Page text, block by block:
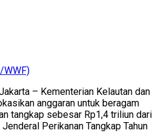
WWF)
– Kementerian Kelautan dan
anggaran untuk beragam
tangkap sebesar Rp1,4 triliun dari
Perikanan Tangkap Tahun